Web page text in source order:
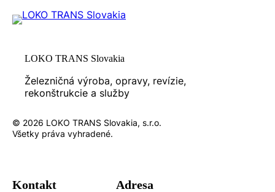
LOKO TRANS Slovakia
Železničná výroba, opravy, revízie,
rekonštrukcie a služby
© 2026 LOKO TRANS Slovakia, s.r.o.
Všetky práva vyhradené.
Kontakt Adresa